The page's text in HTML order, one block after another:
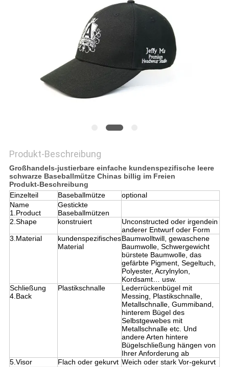
Produkt-Beschreibung
Großhandels-justierbare einfache kundenspezifische leere
schwarze Baseballmütze Chinas billig im Freien
Produkt-Beschreibung
Einzelteil
Baseballmütze
optional
Name
1.Product
Gestickte
Baseballmützen
2.Shape
konstruiert
Unconstructed oder irgendein
anderer Entwurf oder Form
3.Material
kundenspezifisches
Material
Baumwolltwill, gewaschene
Baumwolle, Schwergewicht
bürstete Baumwolle, das
gefärbte Pigment, Segeltuch,
Polyester, Acrylnylon,
Kordsamt… usw.
Schließung
4.Back
Plastikschnalle
Lederrückenbügel mit
Messing, Plastikschnalle,
Metallschnalle, Gummiband,
hinterem Bügel des
Selbstgewebes mit
Metallschnalle etc. Und
andere Arten hintere
Bügelschließung hängen von
Ihrer Anforderung ab
5.Visor
Flach oder gekurvt Weich oder stark Vor-gekurvt